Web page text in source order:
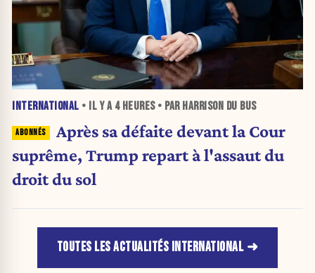
INTERNATIONAL • IL Y A 4 HEURES• PAR HARRISON DU BUS
Après sa défaite devant la Cour
suprême, Trump repart à l'assaut du
droit du sol
TOUTES LES ACTUALITÉS INTERNATIONAL